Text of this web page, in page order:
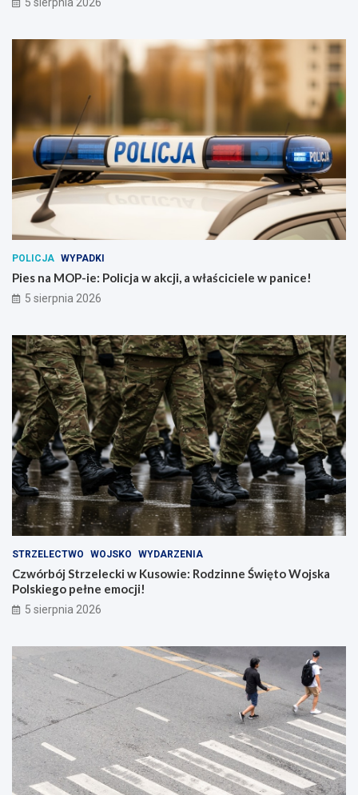
POLICJA WYPADKI
Pies na MOP-ie: Policja w akcji, a właściciele w panice!
5 sierpnia 2026
STRZELECTWO WOJSKO WYDARZENIA
Czwórbój Strzelecki w Kusowie: Rodzinne Święto Wojska
Polskiego pełne emocji!
5 sierpnia 2026